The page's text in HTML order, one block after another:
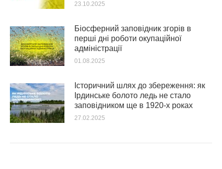
23.10.2025
Біосферний заповідник згорів в
перші дні роботи окупаційної
адміністрації
01.08.2025
Історичний шлях до збереження: як
Ірдинське болото ледь не стало
заповідником ще в 1920-х роках
27.02.2025